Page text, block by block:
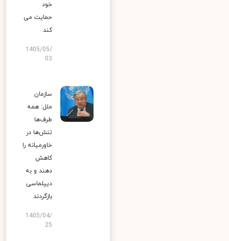
خود
حمایت می
کند
1405/05/
03
سازمان
ملل: همه
طرف‌ها
تنش‌ها در
خاورمیانه را
کاهش
دهند و به
دیپلماسی
بازگردند
1405/04/
25